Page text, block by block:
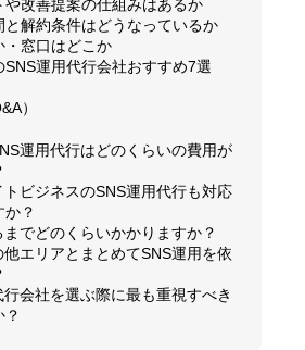
改善提案の仕組みはあるか
解約条件はどうなっているか
窓口はどこか
SNS運用代行会社おすすめ7選
）
運用代行はどのくらいの費用が
ビジネスのSNS運用代行も対応
か？
でどのくらいかかりますか？
エリアとまとめてSNS運用を依
会社を選ぶ際に最も重視すべき
？